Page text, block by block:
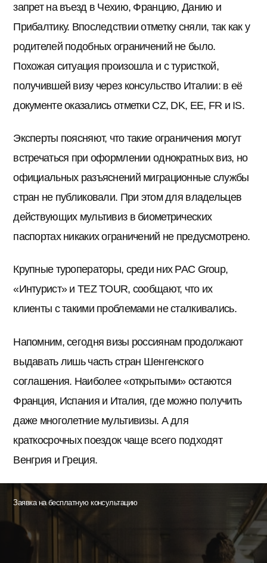
запрет на въезд в Чехию, Францию, Данию и
Прибалтику. Впоследствии отметку сняли, так как у
родителей подобных ограничений не было.
Похожая ситуация произошла и с туристкой,
получившей визу через консульство Италии: в её
документе оказались отметки CZ, DK, EE, FR и IS.
Эксперты поясняют, что такие ограничения могут
встречаться при оформлении однократных виз, но
официальных разъяснений миграционные службы
стран не публиковали. При этом для владельцев
действующих мультивиз в биометрических
паспортах никаких ограничений не предусмотрено.
Крупные туроператоры, среди них PAC Group,
«Интурист» и TEZ TOUR, сообщают, что их
клиенты с такими проблемами не сталкивались.
Напомним, сегодня визы россиянам продолжают
выдавать лишь часть стран Шенгенского
соглашения. Наиболее «открытыми» остаются
Франция, Испания и Италия, где можно получить
даже многолетние мультивизы. А для
краткосрочных поездок чаще всего подходят
Венгрия и Греция.
Заявка на бесплатную консультацию